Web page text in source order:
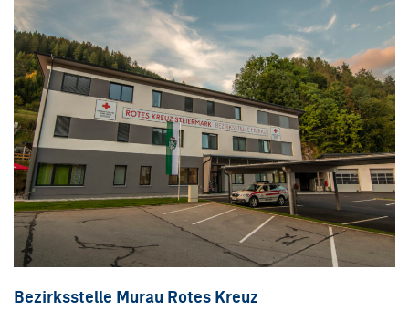
Bezirksstelle Murau Rotes Kreuz